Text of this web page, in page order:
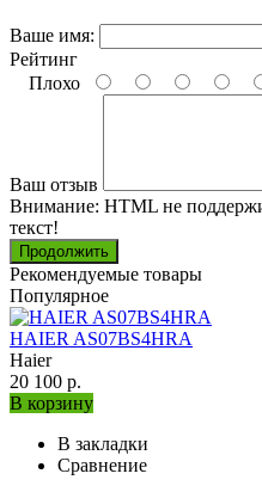
Ваше имя:
Рейтинг
Плохо
Ваш отзыв
Внимание: HTML не
текст!
Продолжить
Рекомендуемые товары
Популярное
HAIER AS07BS4HRA
Haier
20 100 р.
В корзину
В закладки
Сравнение